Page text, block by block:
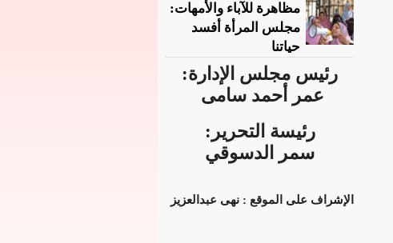
مظاهرة للآباء والأمهات:
مجلس المرأة أفسد
حياتنا
رئيس مجلس الإدارة:
عمر أحمد سامى
رئيسة التحرير:
سمر الدسوقي
الإشراف على الموقع : نهى عبدالعزيز